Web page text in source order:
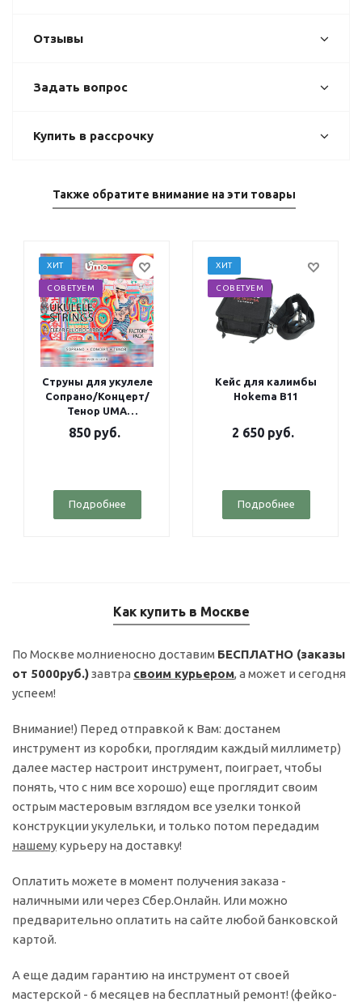
Отзывы
Задать вопрос
Купить в рассрочку
Также обратите внимание на эти товары
ХИТ
СОВЕТУЕМ
Струны для укулеле
Сопрано/Концерт/
Тенор UMA
Fluorocarbon Factory
pack
850руб.
Подробнее
ХИТ
СОВЕТУЕМ
Кейс для калимбы
Hokema B11
2 650 руб.
Подробнее
Как купить в Москве
По Москве молниеносно доставим БЕСПЛАТНО (заказы
от 5000руб.)завтра своим курьером, а может и сегодня
успеем!
Внимание!) Перед отправкой к Вам: достанем
инструмент из коробки, проглядим каждый миллиметр)
далее мастер настроит инструмент, поиграет, чтобы
понять, что с ним все хорошо) еще проглядит своим
острым мастеровым взглядом все узелки тонкой
конструкции укулельки, и только потом передадим
нашему курьеру на доставку!
Оплатить можете в момент получения заказа -
наличными или через Сбер.Онлайн. Или можно
предварительно оплатить на сайте любой банковской
картой.
А еще дадим гарантию на инструмент от своей
мастерской - 6 месяцев на бесплатный ремонт! (фейко-